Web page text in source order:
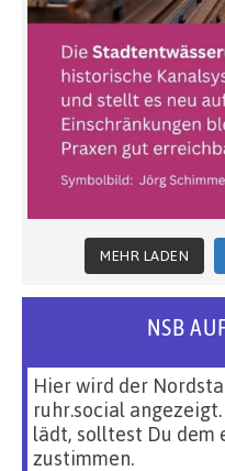
MEHR LADEN
NSB
Hier wird der
ruhr.social
lädt, solltest Du dem
zustimmen.